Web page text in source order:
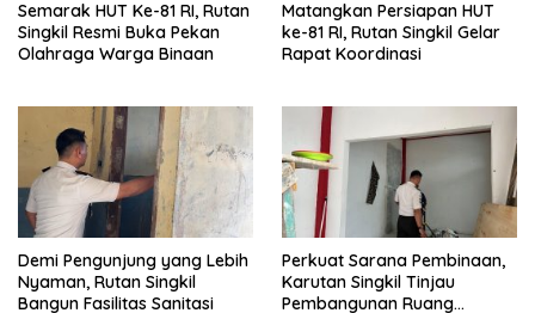
Semarak HUT Ke-81 RI, Rutan
Singkil Resmi Buka Pekan
Olahraga Warga Binaan
Matangkan Persiapan HUT
ke-81 RI, Rutan Singkil Gelar
Rapat Koordinasi
Demi Pengunjung yang Lebih
Nyaman, Rutan Singkil
Bangun Fasilitas Sanitasi
Perkuat Sarana Pembinaan,
Karutan Singkil Tinjau
Pembangunan Ruang